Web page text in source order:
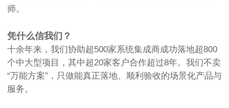
师。
凭什么信我们？
十余年来，我们协助超500家系统集成商成功落地超800
个中大型项目，其中超20家客户合作超过8年。我们不卖
“万能方案”，只做能真正落地、顺利验收的场景化产品与
服务。